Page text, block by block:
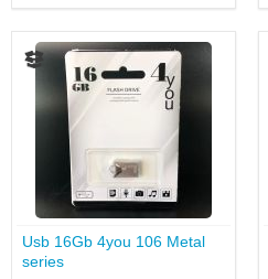
Usb 16Gb 4you 106 Metal
series